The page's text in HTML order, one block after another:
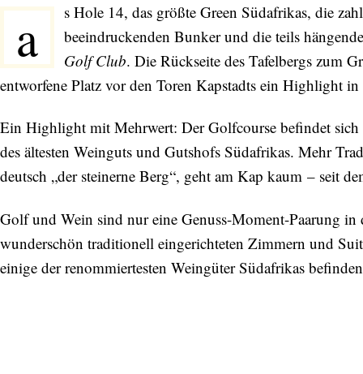
a
s Hole 14, das größte Green Südafrikas, die
beeindruckenden Bunker und die teils
Golf Club. Die Rückseite des Tafelbergs zum
entworfene Platz vor den Toren Kapstadts ein Highlight
Ein Highlight mit Mehrwert: Der Golfcourse befindet
des ältesten Weinguts und Gutshofs Südafrikas. Mehr
deutsch „der steinerne Berg“, geht am Kap kaum – seit
Golf und Wein sind nur eine Genuss-Moment-Paarung
wunderschön traditionell eingerichteten Zimmern und
einige der renommiertesten Weingüter Südafrikas